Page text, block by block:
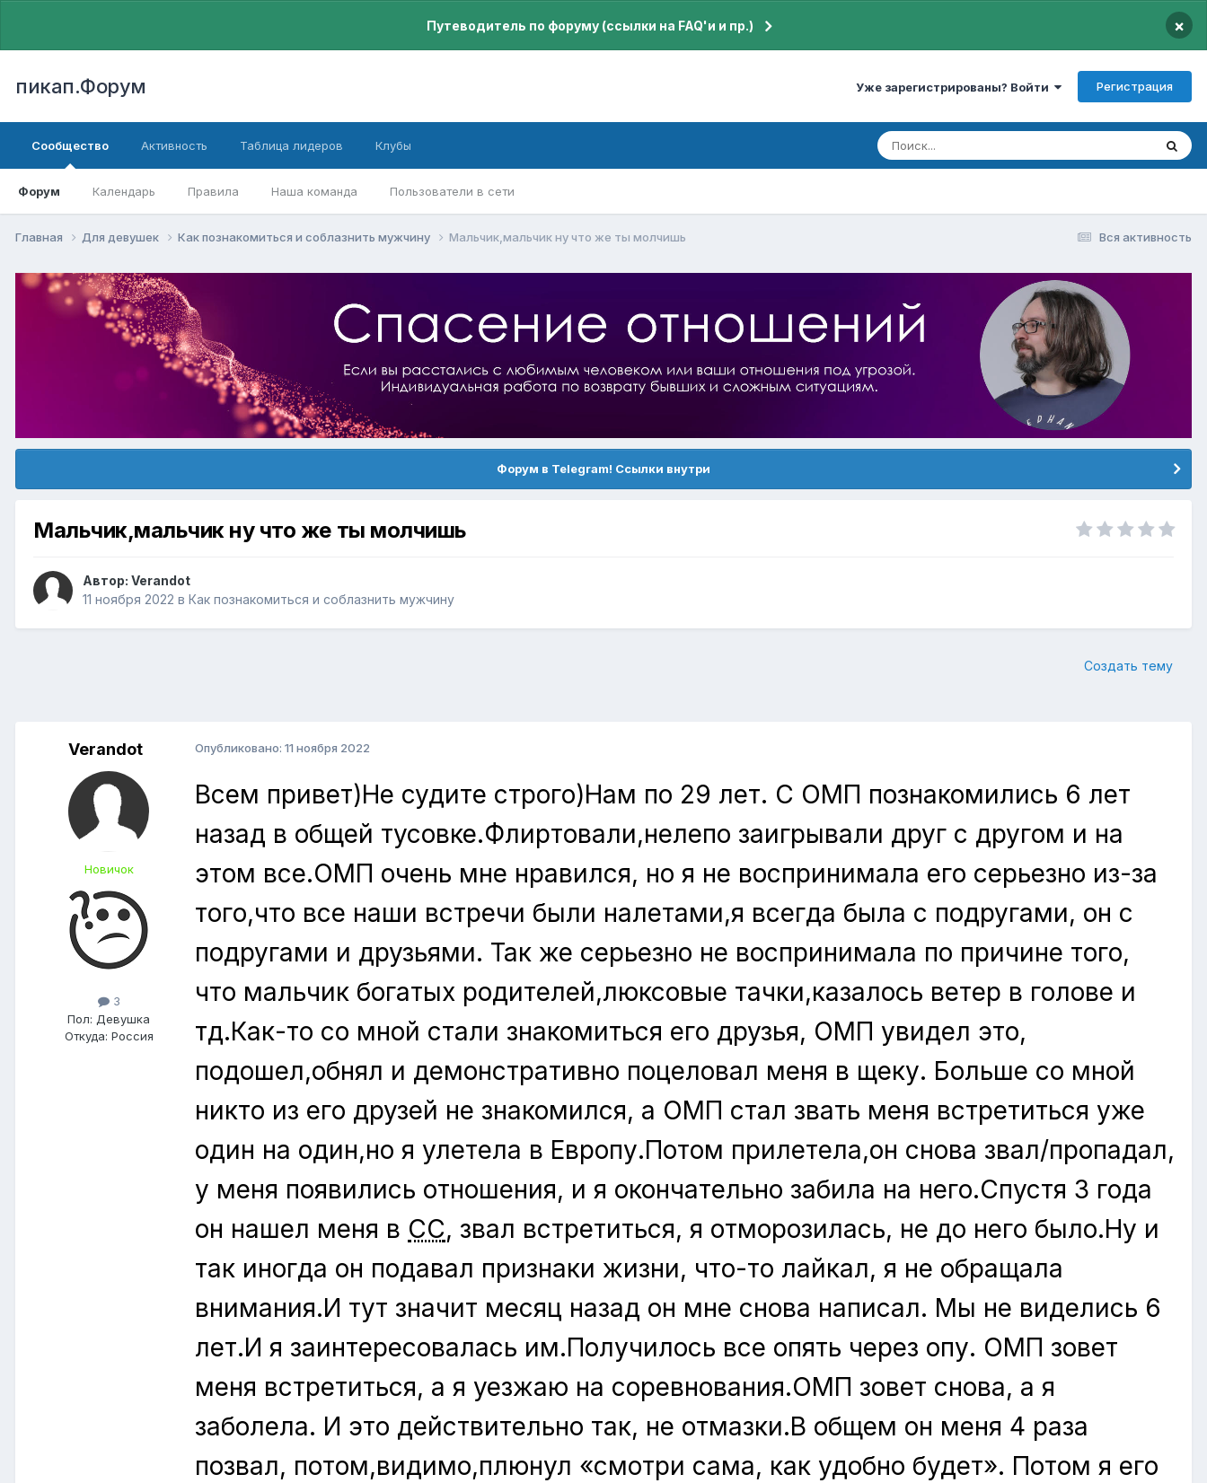
Путеводитель по форуму (ссылки на FAQ'и и пр.) ×
пикап.Форум Уже зарегистрированы? Войти Регистрация
Сообщество
Форум Календарь Правила Наша команда Пользователи в сети
Активность Таблица лидеров Клубы
Вся активность
Главная Для девушек Как познакомиться и соблазнить мужчину Мальчик,мальчик ну что же ты молчишь
Форум в Telegram! Ссылки внутри
Мальчик,мальчик ну что же ты молчишь
Автор: Verandot
11 ноября 2022 в Как познакомиться и соблазнить мужчину
Создать тему
Verandot
Новичок
3
Пол: Девушка
Откуда: Россия
Опубликовано: 11 ноября 2022
Всем привет)Не судите строго)Нам по 29 лет. С ОМП познакомились 6 лет
назад в общей тусовке.Флиртовали,нелепо заигрывали друг с другом и на
этом все.ОМП очень мне нравился, но я не воспринимала его серьезно из-за
того,что все наши встречи были налетами,я всегда была с подругами, он с
подругами и друзьями. Так же серьезно не воспринимала по причине того,
что мальчик богатых родителей,люксовые тачки,казалось ветер в голове и
тд.Как-то со мной стали знакомиться его друзья, ОМП увидел это,
подошел,обнял и демонстративно поцеловал меня в щеку. Больше со мной
никто из его друзей не знакомился, а ОМП стал звать меня встретиться уже
один на один,но я улетела в Европу.Потом прилетела,он снова звал/пропадал,
у меня появились отношения, и я окончательно забила на него.Спустя 3 года
он нашел меня в СС, звал встретиться, я отморозилась, не до него было.Ну и
так иногда он подавал признаки жизни, что-то лайкал, я не обращала
внимания.И тут значит месяц назад он мне снова написал. Мы не виделись 6
лет.И я заинтересовалась им.Получилось все опять через опу. ОМП зовет
меня встретиться, а я уезжаю на соревнования.ОМП зовет снова, а я
заболела. И это действительно так, не отмазки.В общем он меня 4 раза
позвал, потом,видимо,плюнул «смотри сама, как удобно будет». Потом я его